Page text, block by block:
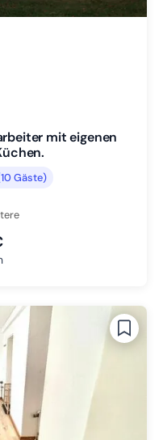
1 wechseln
2 wechseln
3 wechseln
4 wechseln
5 wechseln
6 wechseln
mit eigenen
Gäste)